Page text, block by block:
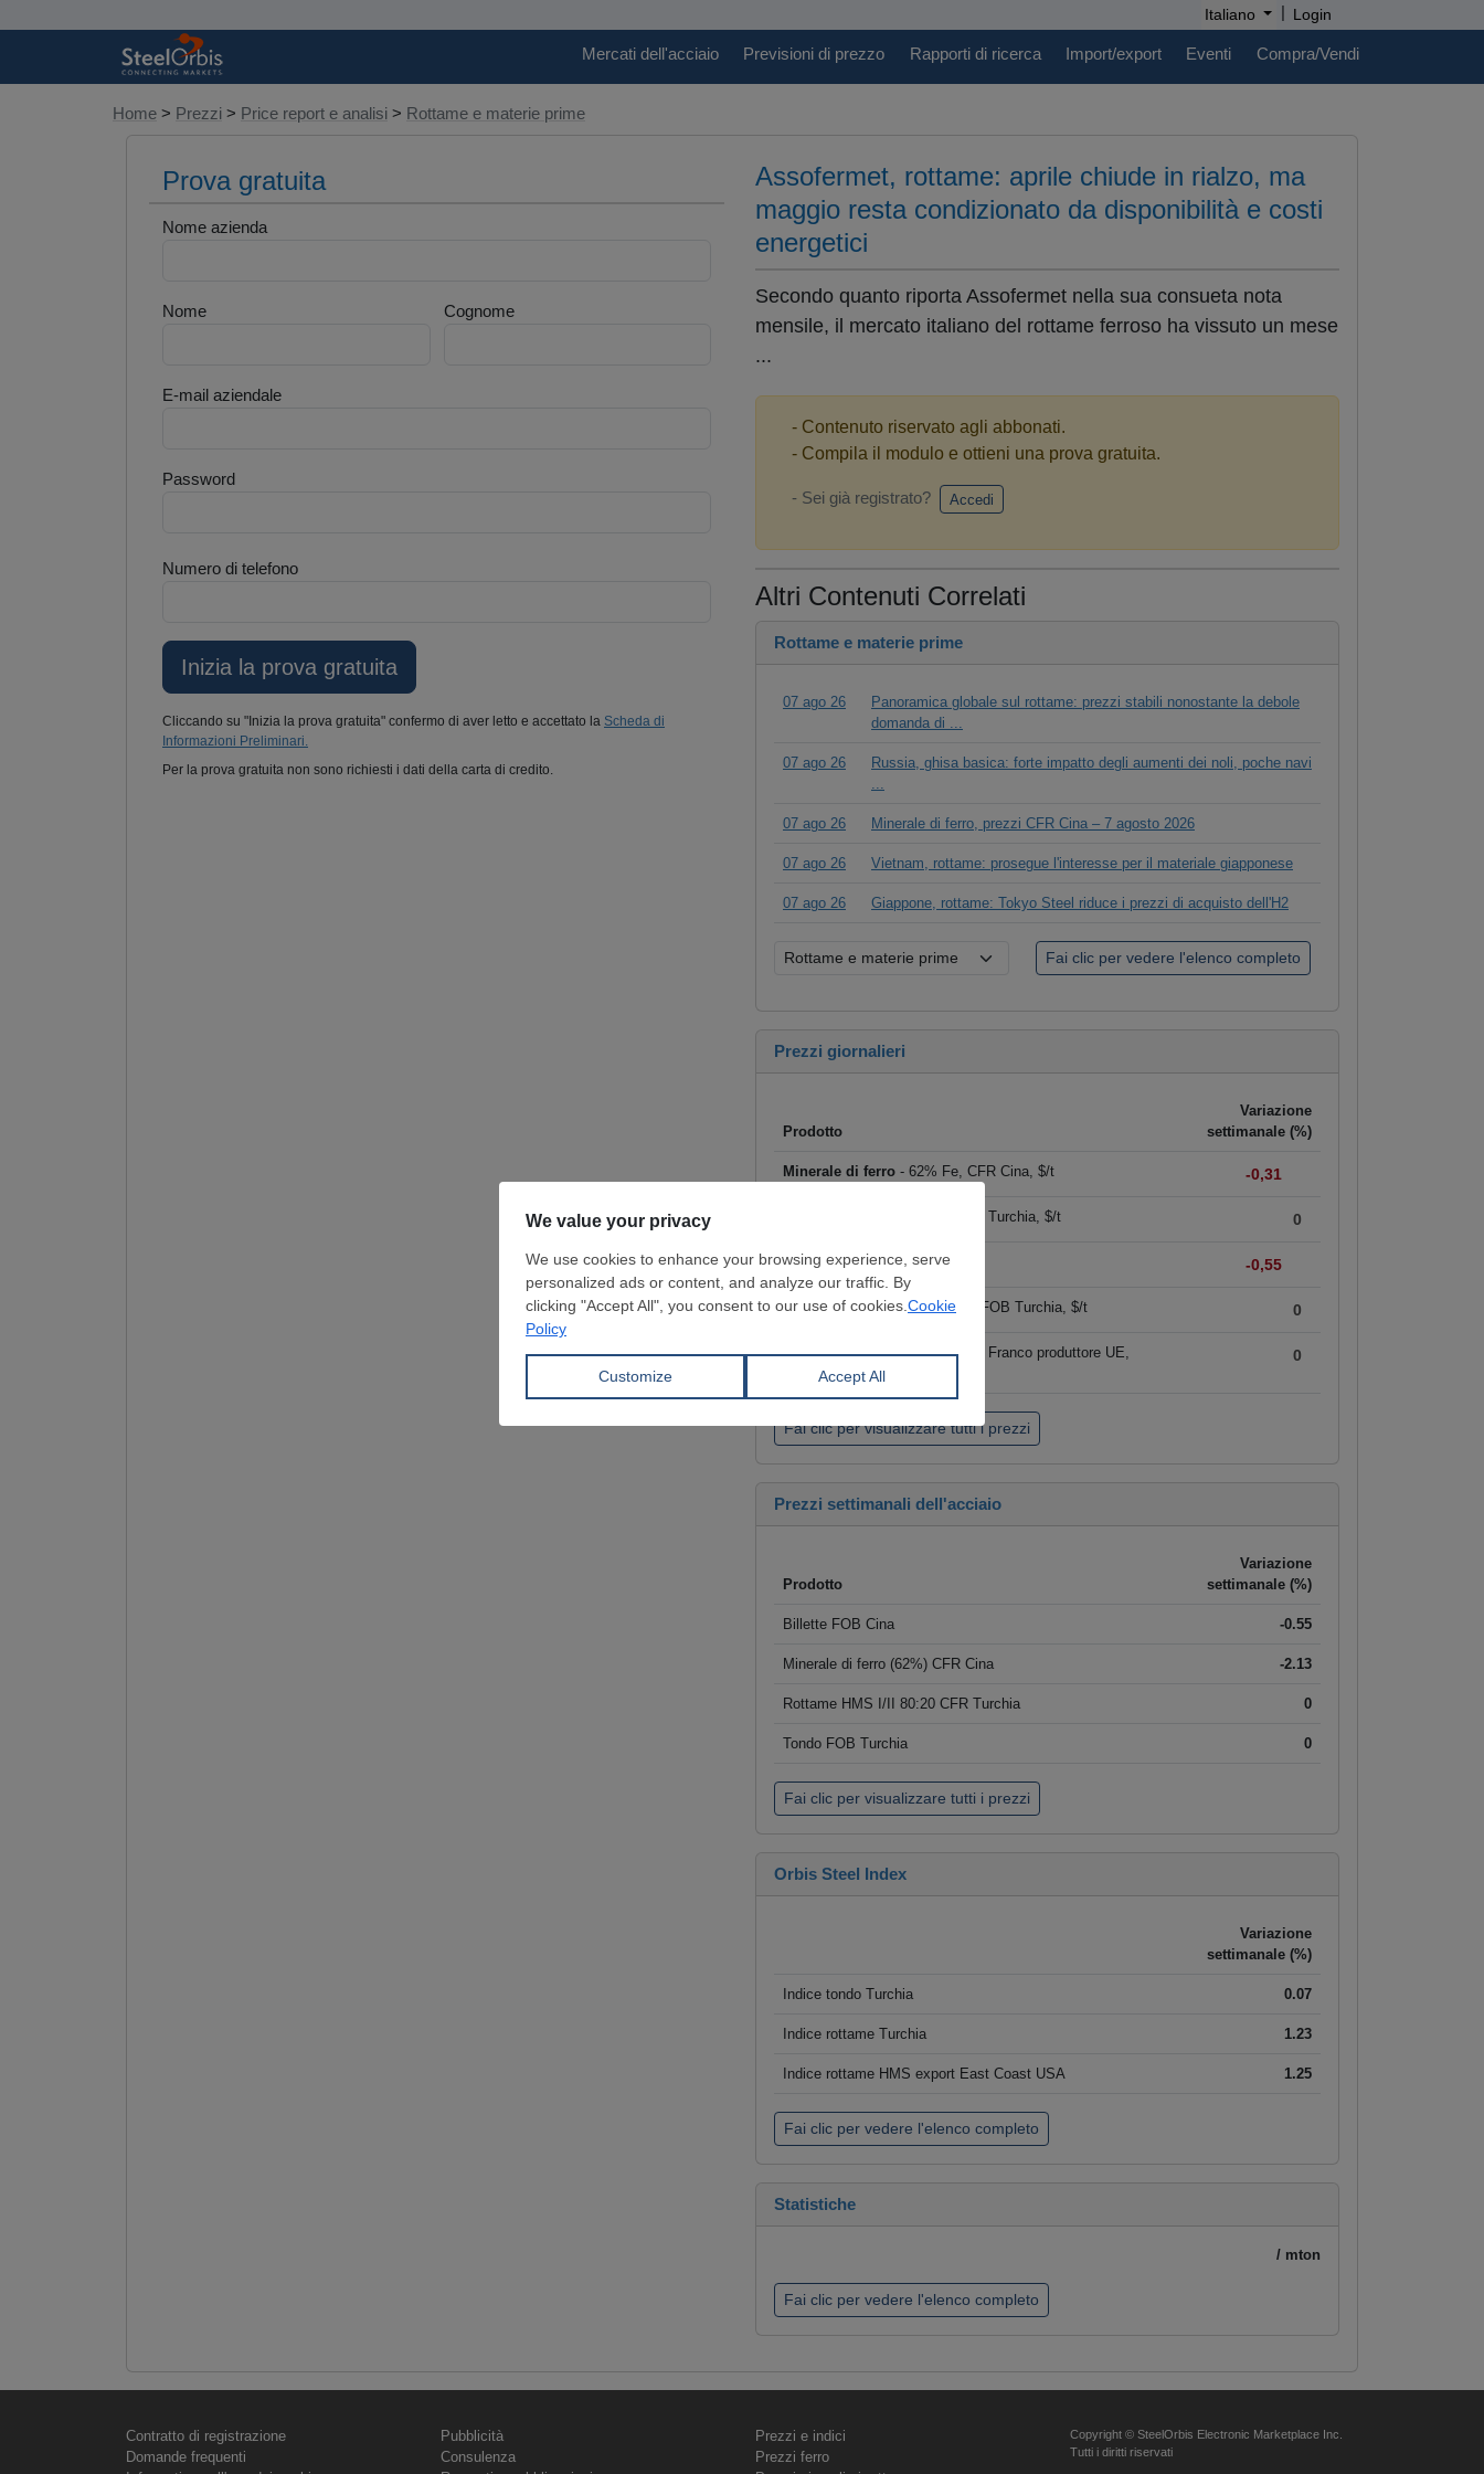
Italiano | Login
Mercati dell'acciaio Previsioni di prezzo Rapporti di ricerca Import/export Eventi Compra/Vendi
Home > Prezzi > Price report e analisi > Rottame e materie prime
Prova gratuita
Nome azienda
Nome Cognome
E-mail aziendale
Password
Numero di telefono
Cliccando su "Inizia la prova gratuita" confermo di aver letto e accettato la Scheda di
Informazioni Preliminari.
Per la prova gratuita non sono richiesti i dati della carta di credito.
Assofermet, rottame: aprile chiude in rialzo, ma
maggio resta condizionato da disponibilità e costi
energetici
Secondo quanto riporta Assofermet nella sua consueta nota
mensile, il mercato italiano del rottame ferroso ha vissuto un mese
...
- Contenuto riservato agli abbonati.
- Compila il modulo e ottieni una prova gratuita.
- Sei già registrato? Accedi
Altri Contenuti Correlati
Rottame e materie prime
07 ago 26
Panoramica globale sul rottame: prezzi stabili nonostante la debole
domanda di ...
07 ago 26
Russia, ghisa basica: forte impatto degli aumenti dei noli, poche navi
...
07 ago 26 Minerale di ferro, prezzi CFR Cina – 7 agosto 2026
07 ago 26 Vietnam, rottame: prosegue l'interesse per il materiale giapponese
07 ago 26 Giappone, rottame: Tokyo Steel riduce i prezzi di acquisto dell'H2
Prezzi giornalieri
Prodotto
Variazione
settimanale (%)
Minerale di ferro - 62% Fe, CFR Cina, $/t -0,31
- HMS I/II 80:20, CFR Turchia, $/t 0
Billette- FOB Cina, $/t -0,55
Tondo per cemento armato - FOB Turchia, $/t 0
Coils laminati a caldo (HRC)
- Franco produttore UE,
0
Fai clic per visualizzare tutti i prezzi
Prezzi settimanali dell'acciaio
Prodotto
Variazione
settimanale (%)
Billette FOB Cina -0.55
Minerale di ferro (62%) CFR Cina -2.13
Rottame HMS I/II 80:20 CFR Turchia 0
Tondo FOB Turchia 0
Fai clic per visualizzare tutti i prezzi
Orbis Steel Index
Variazione
settimanale (%)
Indice tondo Turchia 0.07
Indice rottame Turchia 1.23
Indice rottame HMS export East Coast USA 1.25
Fai clic per vedere l'elenco completo
Statistiche
/ mton
Fai clic per vedere l'elenco completo
Contratto di registrazione
Domande frequenti
Pubblicità
Consulenza
Prezzi e indici
Prezzi ferro
Copyright © SteelOrbis Electronic Marketplace Inc.
Tutti i diritti riservati